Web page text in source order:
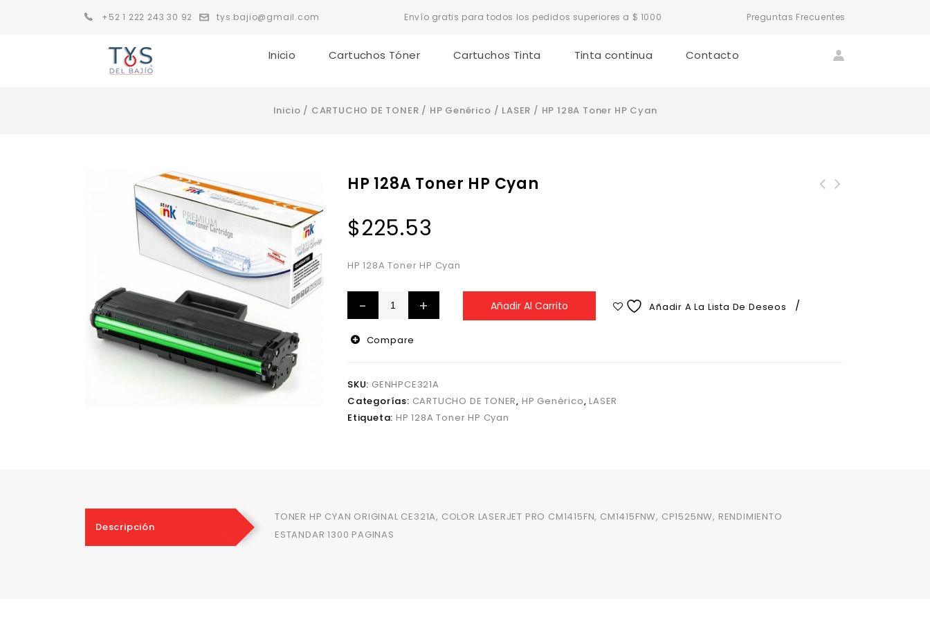
+52 1 222 243 30 92 tys.bajio@gmail.com Envío gratis para todos los pedidos superiores a $ 1000 Preguntas Frecuentes
Inicio Cartuchos Tóner Cartuchos Tinta Tinta continua Contacto
Inicio / CARTUCHO DE TONER / HP Genérico / LASER / HP 128A Toner HP Cyan
HP 128A Toner HP Cyan
$225.53
HP 128A Toner HP Cyan
Añadir Al Carrito Añadir A La Lista De Deseos
Compare
SKU: GENHPCE321A
Categorías: CARTUCHO DE TONER, HP Genérico,LASER
Etiqueta: HP 128A Toner HP Cyan
Descripción
TONER HP CYAN ORIGINAL CE321A, COLOR LASERJET PRO CM1415FN, CM1415FNW, CP1525NW, RENDIMIENTO
ESTANDAR 1300 PAGINAS